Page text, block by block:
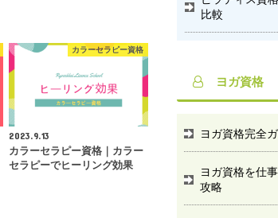
カラーセラピー資格
2023.9.13
カラーセラピー資格｜カラー
セラピーでヒーリング効果
比較
ヨガ資格
ヨガ資格完全
ヨガ資格を仕
攻略